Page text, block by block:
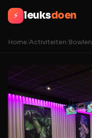
⚡ leuksdoen
Home/Activiteiten/Bowlen